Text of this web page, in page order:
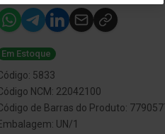
Em Estoque
5833
NCM: 22042100
de Barras do Produto:
UN/1